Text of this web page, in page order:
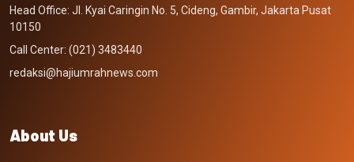
Head Office: Jl. Kyai Caringin No. 5, Cideng, Gambir, Jakarta Pusat
10150
Call Center: (021) 3483440
redaksi@hajiumrahnews.com
About Us